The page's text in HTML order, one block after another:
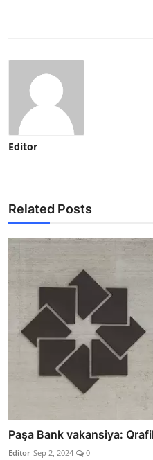
Editor
Related Posts
Paşa Bank vakansiya:
Editor Sep 2, 2024 0